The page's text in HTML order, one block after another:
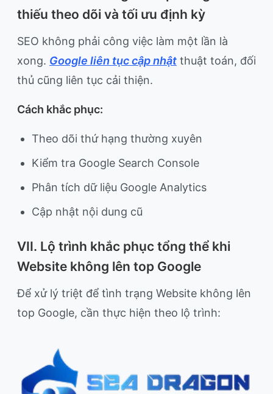
thiếu theo dõi và tối ưu định kỳ
SEO không phải công việc làm một lần là
xong. Google liên tục cập nhật thuật toán, đối
thủ cũng liên tục cải thiện.
Cách khắc phục:
Theo dõi thứ hạng thường xuyên
Kiểm tra Google Search Console
Phân tích dữ liệu Google Analytics
Cập nhật nội dung cũ
VII. Lộ trình khắc phục tổng thể khi
Website không lên top Google
Để xử lý triệt để tình trạng Website không lên
top Google, cần thực hiện theo lộ trình: